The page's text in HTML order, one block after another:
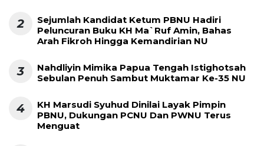
2
Sejumlah Kandidat Ketum PBNU Hadiri
Peluncuran Buku KH Ma`ruf Amin, Bahas
Arah Fikroh Hingga Kemandirian NU
3
Nahdliyin Mimika Papua Tengah Istighotsah
Sebulan Penuh Sambut Muktamar Ke-35 NU
4
KH Marsudi Syuhud Dinilai Layak Pimpin
PBNU, Dukungan PCNU Dan PWNU Terus
Menguat